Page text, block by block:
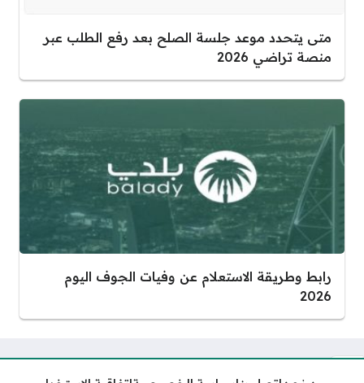
متى يتحدد موعد جلسة الصلح بعد رفع الطلب عبر
منصة تراضي 2026
رابط وطريقة الاستعلام عن وفيات الجوف اليوم
2026